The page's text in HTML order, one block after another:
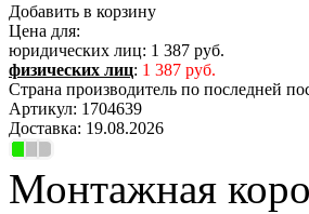
Добавить в корзину
Цена для:
юридических лиц: 1 387 руб.
физических лиц: 1 387 руб.
Страна производитель по последней
Артикул: 1704639
Доставка: 19.08.2026
Монтажная